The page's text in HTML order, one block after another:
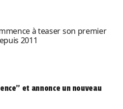
à teaser son premier
2011
et annonce un nouveau